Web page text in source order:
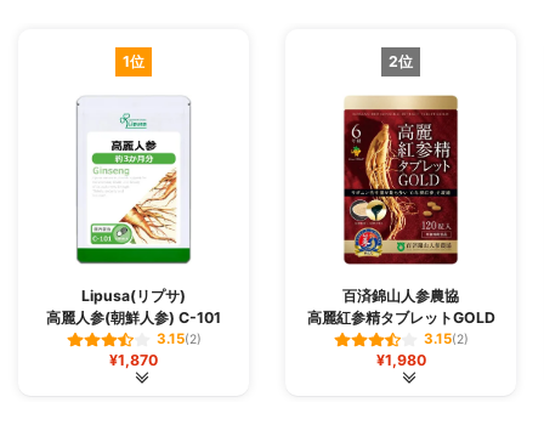
1位
Lipusa(リプサ)
高麗人参(朝鮮人参) C-101
3.15(2)
¥1,870
2位
百済錦山人参農協
高麗紅参精タブレットGOLD
3.15(2)
¥1,980